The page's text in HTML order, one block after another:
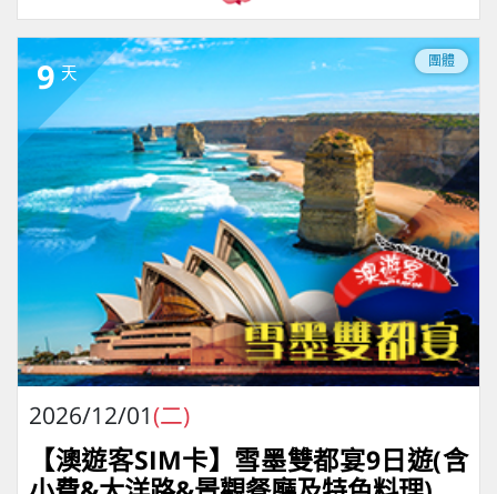
9 天
團體
2026/12/01(二)
【澳遊客SIM卡】雪墨雙都宴9日遊(含